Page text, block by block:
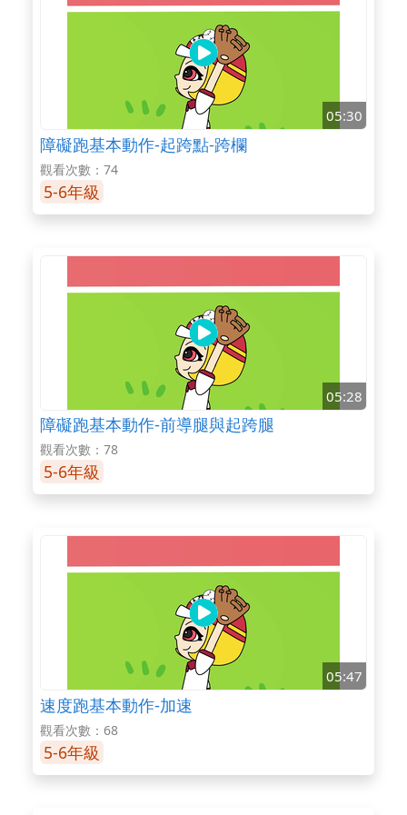
05:30
障礙跑基本動作-起跨點-跨欄
觀看次數：74
5-6年級
05:28
障礙跑基本動作-前導腿與起跨腿
觀看次數：78
5-6年級
05:47
速度跑基本動作-加速
觀看次數：68
5-6年級